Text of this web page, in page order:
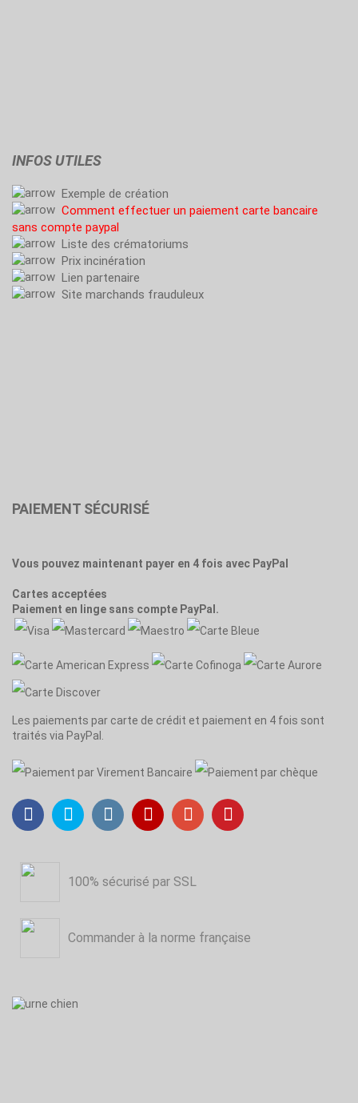
INFOS UTILES
Exemple de création
Comment effectuer un paiement carte bancaire
sans compte paypal
Liste des crématoriums
Prix incinération
Lien partenaire
Site marchands frauduleux
PAIEMENT SÉCURISÉ
Vous pouvez maintenant payer en 4 fois avec PayPal
Cartes acceptées
Paiement en linge sans compte PayPal.
Les paiements par carte de crédit et paiement en 4 fois sont
traités via PayPal.
100% sécurisé par SSL
Commander à la norme française